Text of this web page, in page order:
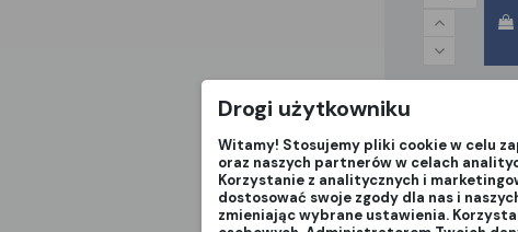
Drogi użytkowniku
Witamy! Stosujemy pliki cookie w celu
oraz naszych partnerów w celach
Korzystanie z analitycznych i
dostosować swoje zgody dla nas i
zmieniając wybrane ustawienia.